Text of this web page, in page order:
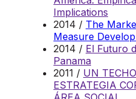
Implications
2014 / The
Measure
2014 / El Futuro
Panama
2011 / UN
ESTRATEGIA